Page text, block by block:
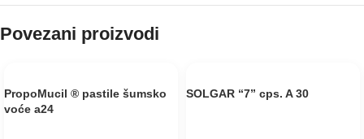
Povezani proizvodi
PropoMucil ® pastile šumsko
voće a24
SOLGAR “7” cps. A 30